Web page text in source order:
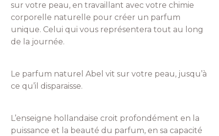
sur votre peau, en travaillant avec votre chimie
corporelle naturelle pour créer un parfum
unique. Celui qui vous représentera tout au long
de la journée.
Le parfum naturel Abel vit sur votre peau, jusqu’à
ce qu’il disparaisse.
L’enseigne hollandaise croit profondément en la
puissance et la beauté du parfum, en sa capacité